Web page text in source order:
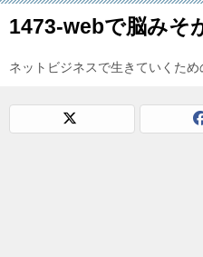
1473-webで脳みそ
ネットビジネスで生きていくため